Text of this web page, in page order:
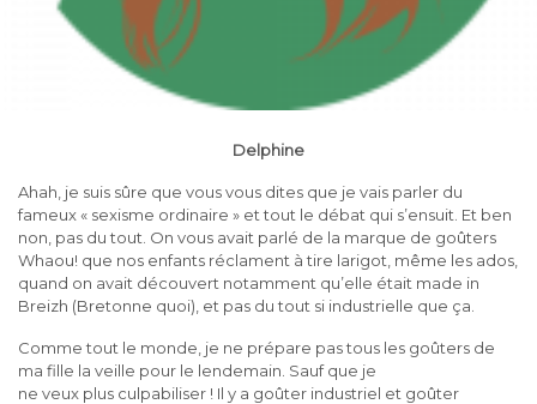
Delphine
Ahah, je suis sûre que vous vous dites que je vais parler du
fameux « sexisme ordinaire » et tout le débat qui s’ensuit. Et ben
non, pas du tout. On vous avait parlé de la marque de goûters
Whaou! que nos enfants réclament à tire larigot, même les ados,
quand on avait découvert notamment qu’elle était made in
Breizh (Bretonne quoi), et pas du tout si industrielle que ça.
Comme tout le monde, je ne prépare pas tous les goûters de
ma fille la veille pour le lendemain. Sauf que je
ne veux plus culpabiliser ! Il y a goûter industriel et goûter